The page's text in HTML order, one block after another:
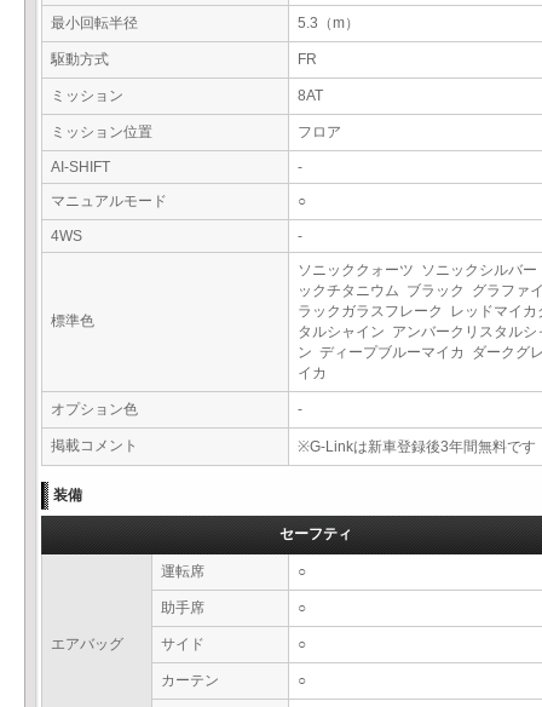
最小回転半径 5.3（m）
駆動方式 FR
ミッション 8AT
ミッション位置 フロア
AI-SHIFT
-
マニュアルモード
○
4WS -
標準色
ソニッククォーツ ソニックシルバ
ックチタニウム ブラック グラファ
ラックガラスフレーク レッドマイカ
タルシャイン アンバークリスタルシ
ン ディープブルーマイカ ダークグ
イカ
オプション色 -
掲載コメント ※G-Linkは新車登録後3年間無料です
装備
セーフティ
エアバッグ
運転席 ○
助手席 ○
サイド ○
カーテン ○